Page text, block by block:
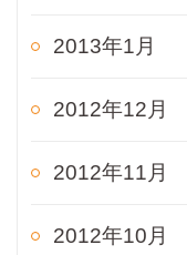
2013年1月
2012年12月
2012年11月
2012年10月